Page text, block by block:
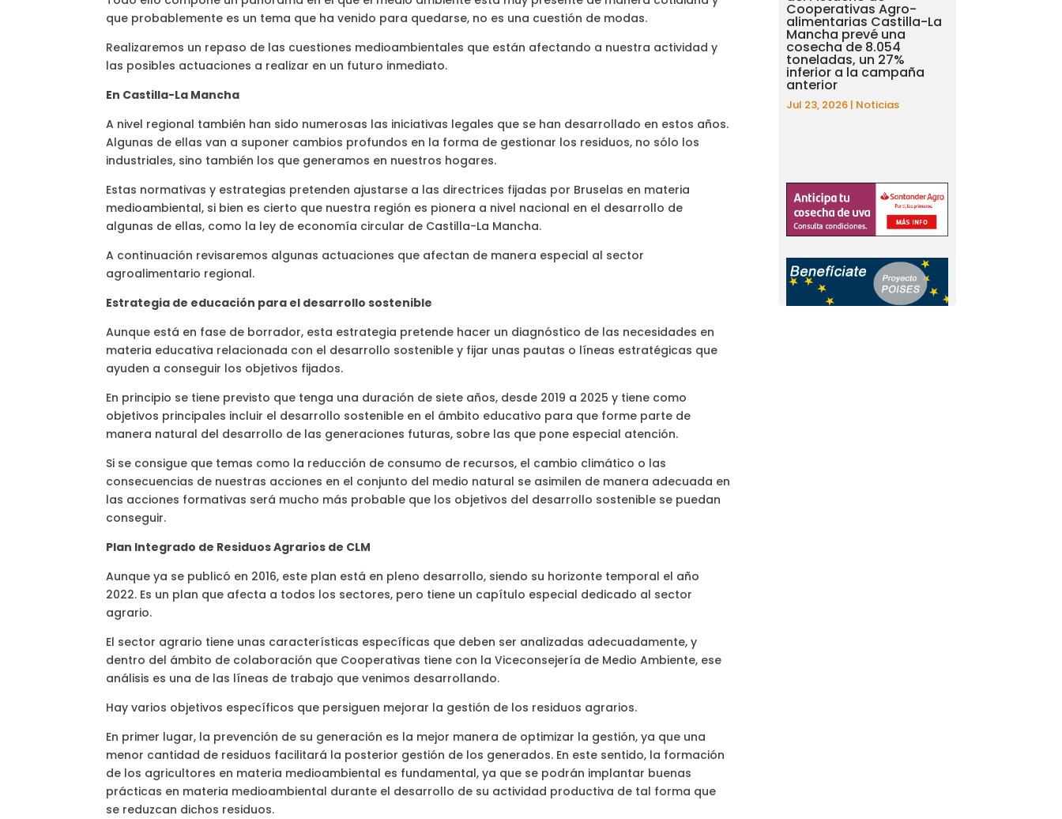
que probablemente es un tema que ha venido para quedarse, no es una cuestión de modas.
Realizaremos un repaso de las cuestiones medioambientales que están afectando a nuestra actividad y
las posibles actuaciones a realizar en un futuro inmediato.
En Castilla-La Mancha
A nivel regional también han sido numerosas las iniciativas legales que se han desarrollado en estos años.
Algunas de ellas van a suponer cambios profundos en la forma de gestionar los residuos, no sólo los
industriales, sino también los que generamos en nuestros hogares.
Estas normativas y estrategias pretenden ajustarse a las directrices fijadas por Bruselas en materia
medioambiental, si bien es cierto que nuestra región es pionera a nivel nacional en el desarrollo de
algunas de ellas, como la ley de economía circular de Castilla-La Mancha.
A continuación revisaremos algunas actuaciones que afectan de manera especial al sector
agroalimentario regional.
Estrategia de educación para el desarrollo sostenible
Aunque está en fase de borrador, esta estrategia pretende hacer un diagnóstico de las necesidades en
materia educativa relacionada con el desarrollo sostenible y fijar unas pautas o líneas estratégicas que
ayuden a conseguir los objetivos fijados.
En principio se tiene previsto que tenga una duración de siete años, desde 2019 a 2025 y tiene como
objetivos principales incluir el desarrollo sostenible en el ámbito educativo para que forme parte de
manera natural del desarrollo de las generaciones futuras, sobre las que pone especial atención.
Si se consigue que temas como la reducción de consumo de recursos, el cambio climático o las
consecuencias de nuestras acciones en el conjunto del medio natural se asimilen de manera adecuada en
las acciones formativas será mucho más probable que los objetivos del desarrollo sostenible se puedan
conseguir.
Plan Integrado de Residuos Agrarios de CLM
Aunque ya se publicó en 2016, este plan está en pleno desarrollo, siendo su horizonte temporal el año
2022. Es un plan que afecta a todos los sectores, pero tiene un capítulo especial dedicado al sector
agrario.
El sector agrario tiene unas características específicas que deben ser analizadas adecuadamente, y
dentro del ámbito de colaboración que Cooperativas tiene con la Viceconsejería de Medio Ambiente, ese
análisis es una de las líneas de trabajo que venimos desarrollando.
Hay varios objetivos específicos que persiguen mejorar la gestión de los residuos agrarios.
En primer lugar, la prevención de su generación es la mejor manera de optimizar la gestión, ya que una
menor cantidad de residuos facilitará la posterior gestión de los generados. En este sentido, la formación
de los agricultores en materia medioambiental es fundamental, ya que se podrán implantar buenas
prácticas en materia medioambiental durante el desarrollo de su actividad productiva de tal forma que
se reduzcan dichos residuos.
Cooperativas Agro-
alimentarias Castilla-La
Mancha prevé una
cosecha de 8.054
toneladas, un 27%
inferior a la campaña
anterior
Jul 23, 2026 | Noticias